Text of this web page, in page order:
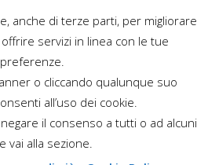
anche di terze parti, per migliorare
servizi in linea con le tue
preferenze.
o cliccando qualunque suo
all’uso dei cookie.
il consenso a tutti o ad alcuni
vai alla sezione.